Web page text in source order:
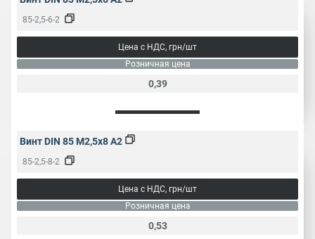
85-2,5-6-2
Цена с НДС, грн/шт
Розничная цена
0,39
Винт DIN 85 M2,5x8 A2
85-2,5-8-2
Цена с НДС, грн/шт
Розничная цена
0,53